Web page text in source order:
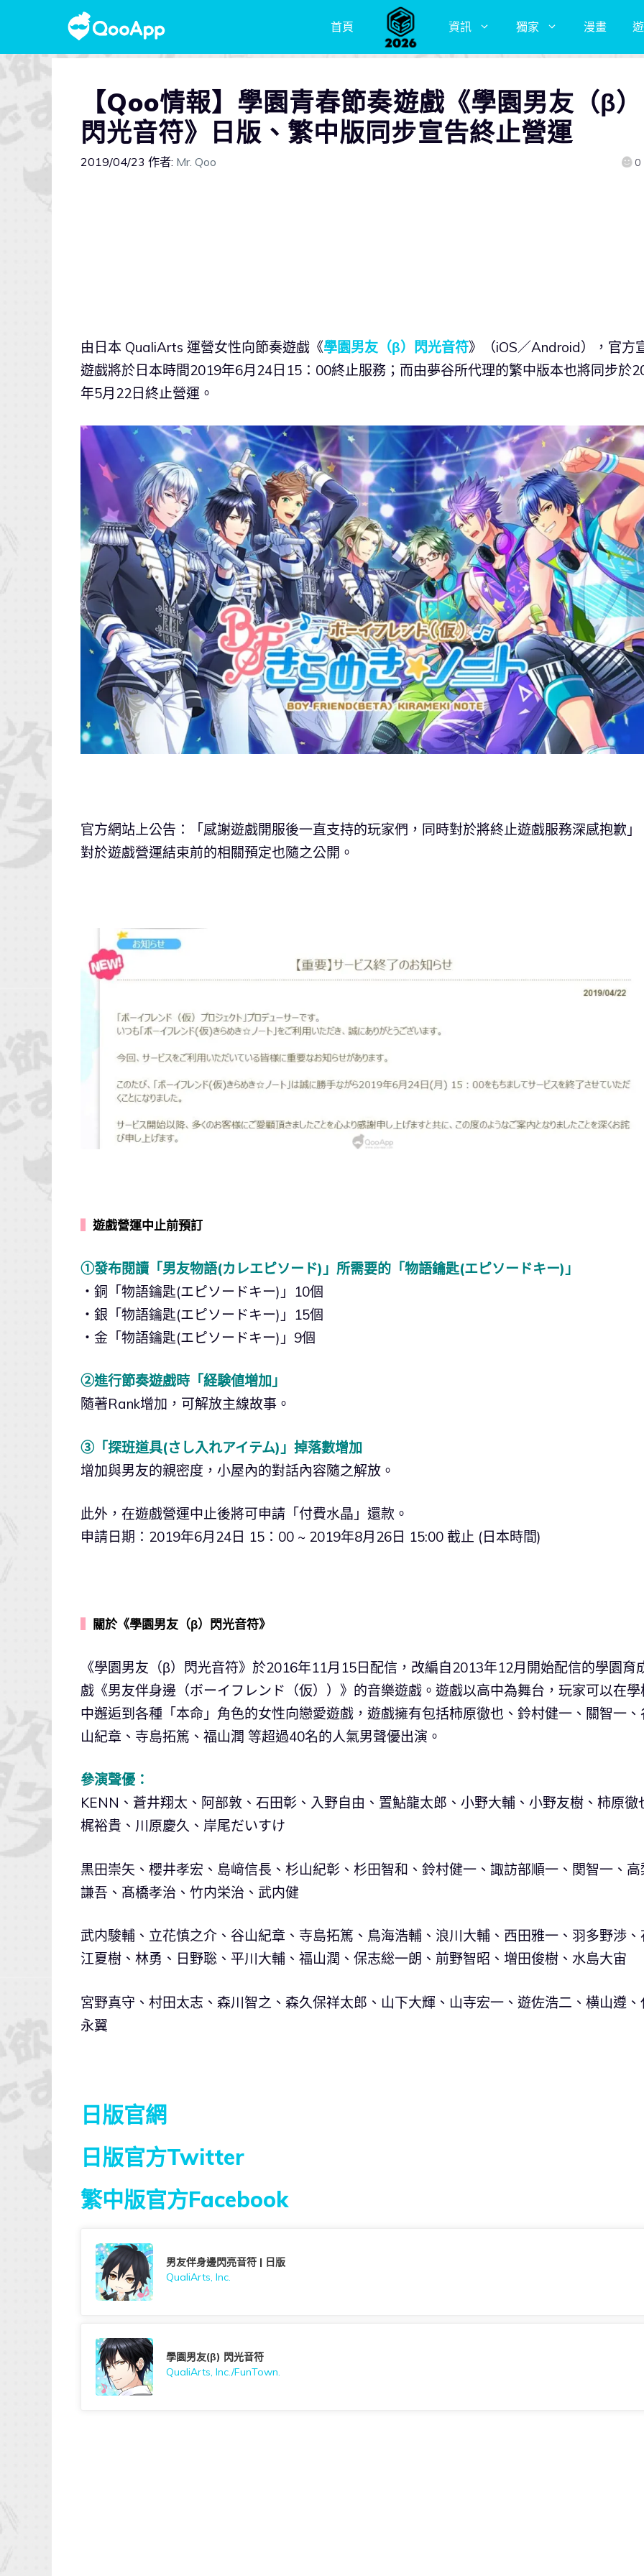
首頁 資訊 獨家 漫畫
【Qoo情報】學園青春節奏遊戲《學園男友（β）
閃光音符》日版、繁中版同步宣告終止營運
2019/04/23 作者: Mr. Qoo 0
由日本 QualiArts 運營女性向節奏遊戲《學園男友（β）閃光音符》（iOS／Android），官方
遊戲將於日本時間2019年6月24日15：00終止服務；而由夢谷所代理的繁中版本也將同步於
年5月22日終止營運。
官方網站上公告：「感謝遊戲開服後一直支持的玩家們，同時對於將終止遊戲服務深感抱歉」
對於遊戲營運結束前的相關預定也隨之公開。
遊戲營運中止前預訂
①發布閱讀「男友物語(カレエピソード)」所需要的「物語鑰匙(エピソードキー)」
・銅「物語鑰匙(エピソードキー)」10個
・銀「物語鑰匙(エピソードキー)」15個
・金「物語鑰匙(エピソードキー)」9個
②進行節奏遊戲時「経験値増加」
隨著Rank增加，可解放主線故事。
③「探班道具(さし入れアイテム)」掉落數增加
增加與男友的親密度，小屋內的對話內容隨之解放。
此外，在遊戲營運中止後將可申請「付費水晶」還款。
申請日期：2019年6月24日 15：00 ~ 2019年8月26日 15:00 截止 (日本時間)
關於《學園男友（β）閃光音符》
《學園男友（β）閃光音符》於2016年11月15日配信，改編自2013年12月開始配信的學園育
戲《男友伴身邊（ボーイフレンド（仮））》的音樂遊戲。遊戲以高中為舞台，玩家可以在學
中邂逅到各種「本命」角色的女性向戀愛遊戲，遊戲擁有包括柿原徹也、鈴村健一、關智一、
山紀章、寺島拓篤、福山潤 等超過40名的人氣男聲優出演。
參演聲優：
KENN、蒼井翔太、阿部敦、石田彰、入野自由、置鮎龍太郎、小野大輔、小野友樹、柿原徹
梶裕貴、川原慶久、岸尾だいすけ
黒田崇矢、櫻井孝宏、島﨑信長、杉山紀彰、杉田智和、鈴村健一、諏訪部順一、関智一、高
謙吾、髙橋孝治、竹内栄治、武内健
武内駿輔、立花慎之介、谷山紀章、寺島拓篤、鳥海浩輔、浪川大輔、西田雅一、羽多野渉、
江夏樹、林勇、日野聡、平川大輔、福山潤、保志総一朗、前野智昭、増田俊樹、水島大宙
宮野真守、村田太志、森川智之、森久保祥太郎、山下大輝、山寺宏一、遊佐浩二、横山遵、
永翼
日版官網
日版官方Twitter
繁中版官方Facebook
男友伴身邊閃亮音符 | 日版
QualiArts, Inc.
學園男友(β) 閃光音符
QualiArts, Inc./FunTown.